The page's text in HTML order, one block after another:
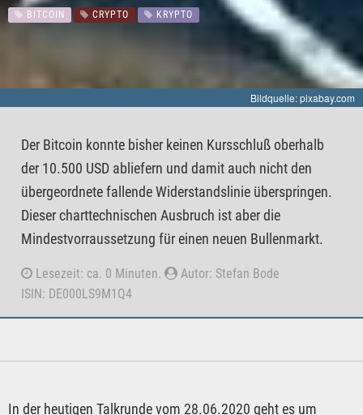
BITCOIN CRYPTO KRYPTO
Bildquelle: pixabay.com
Der Bitcoin konnte bisher keinen Kursschluß oberhalb
der 10.500 USD abliefern und damit auch nicht den
übergeordnete fallende Widerstandslinie überspringen.
Dieser charttechnischen Ausbruch ist aber die
Mindestvorraussetzung für einen neuen Bullenmarkt.
Lesezeit: ca. 0 Minuten.
Autor: Stefan Bode
ISIN: DE000LS9M1Q4
In der heutigen Talkrunde vom 28.06.2020 geht es um